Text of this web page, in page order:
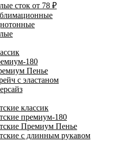
сток от 78 ₽
180
Пенье
с эластаном
классик
премиум-180
Премиум Пенье
с длинным рукавом